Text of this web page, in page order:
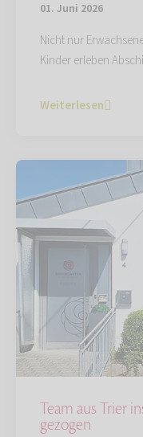
01. Juni 2026
Nicht nur
Kinder erleben
Weiterlesen
Team aus Trier
gezogen